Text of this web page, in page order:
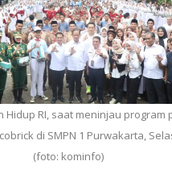
Hidup RI, saat meninjau program
di SMPN 1 Purwakarta,
(foto: kominfo)